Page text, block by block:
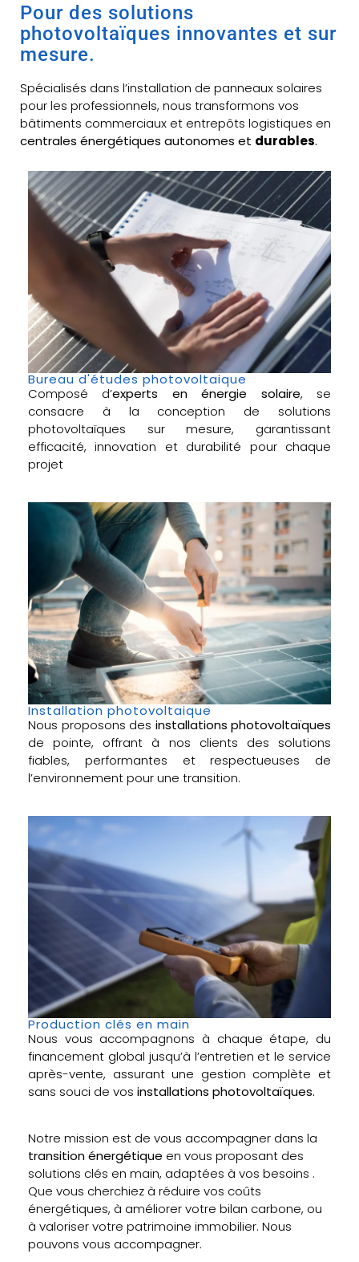
Pour des solutions
photovoltaïques innovantes et sur
mesure.
Spécialisés dans l’installation de panneaux solaires
pour les professionnels, nous transformons vos
bâtiments commerciaux et entrepôts logistiques en
centrales énergétiques autonomes et durables.
Bureau d'études photovoltaique
Composé d’experts en énergie solaire, se
consacre à la conception de solutions
photovoltaïques sur mesure, garantissant
efficacité, innovation et durabilité pour chaque
projet
Installation photovoltaique
Nous proposons des installations photovoltaïques
de pointe, offrant à nos clients des solutions
fiables, performantes et respectueuses de
l’environnement pour une transition.
Production clés en main
Nous vous accompagnons à chaque étape, du
financement global jusqu’à l’entretien et le service
après-vente, assurant une gestion complète et
sans souci de vos installations photovoltaïques.
Notre mission est de vous accompagner dans la
transition énergétique en vous proposant des
solutions clés en main, adaptées à vos besoins .
Que vous cherchiez à réduire vos coûts
énergétiques, à améliorer votre bilan carbone, ou
à valoriser votre patrimoine immobilier. Nous
pouvons vous accompagner.